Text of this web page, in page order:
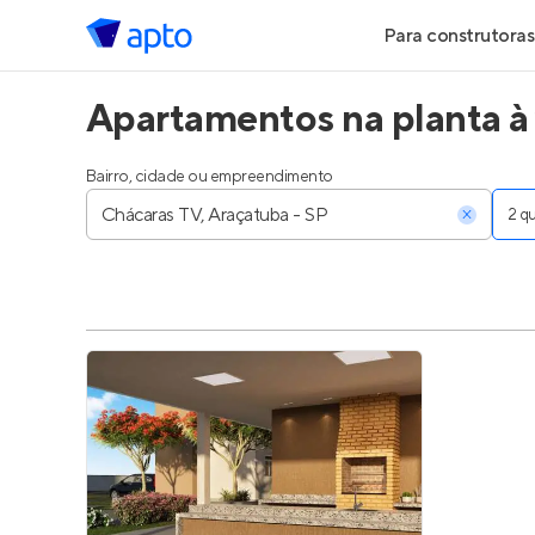
Para construtoras
Geração de
Geração de
Parcerias
Anunciar
Entrar no
Apartamentos na planta
Bairro, cidade ou empreendimento
2